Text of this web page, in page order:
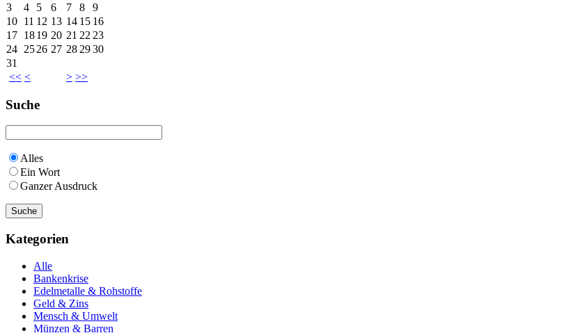
<< < > >>
3
4 5 6 7 8
9
10 11 12 13 14 15 16
17 1819 20 21 22 23
24 2526 27 28 2930
31
Suche
Alles
Ein Wort
Ganzer Ausdruck
Kategorien
Alle
Bankenkrise
Edelmetalle & Rohstoffe
Geld & Zins
Mensch & Umwelt
Münzen & Barren